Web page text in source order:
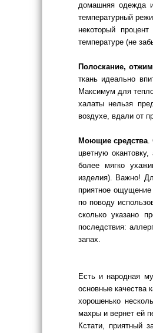
домашняя одежда
температурный
некоторый
температуре (не
Полоскание,
ткань идеально
Максимум для
халаты нельзя
воздухе, вдали от
Моющие средства.
цветную
более мягко
изделия). Важно!
приятное
по поводу
сколько указано
последствия:
запах.
Есть и народная
основные качества
хорошенько
махры и вернет ей
Кстати, приятный